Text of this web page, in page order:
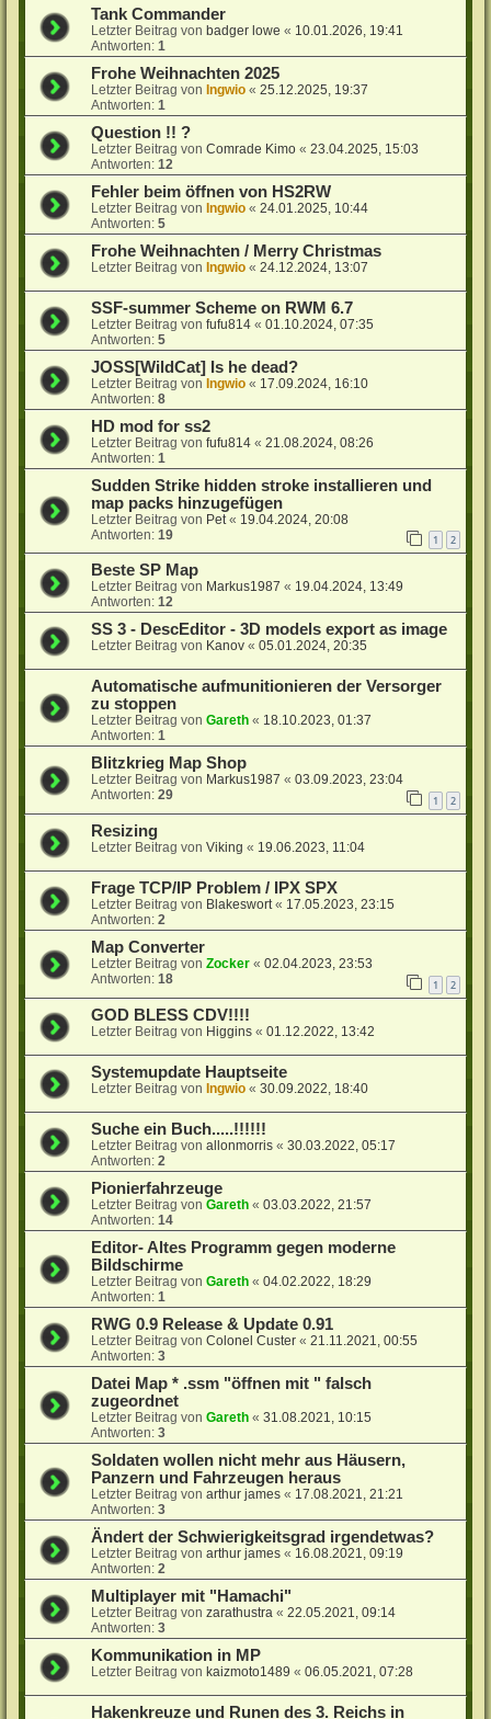
Tank Commander
Letzter Beitrag vonbadger lowe « 10.01.2026, 19:41
Antworten:1
Frohe Weihnachten 2025
Letzter Beitrag vonIngwio «25.12.2025, 19:37
Antworten:1
Question !! ?
Letzter Beitrag vonComrade Kimo «23.04.2025, 15:03
Antworten:12
Fehler beim öffnen von HS2RW
Letzter Beitrag vonIngwio «24.01.2025, 10:44
Antworten:5
Frohe Weihnachten / Merry Christmas
Letzter Beitrag vonIngwio «24.12.2024, 13:07
SSF-summer Scheme on RWM 6.7
Letzter Beitrag vonfufu814 «01.10.2024, 07:35
Antworten:5
JOSS[WildCat] Is he dead?
Letzter Beitrag vonIngwio « 17.09.2024, 16:10
Antworten:8
HD mod for ss2
Letzter Beitrag vonfufu814 «21.08.2024, 08:26
Antworten:1
Sudden Strike hidden stroke installieren und
map packs hinzugefügen
Letzter Beitrag von Pet « 19.04.2024, 20:08
Antworten:19 1 2
Beste SP Map
Letzter Beitrag von Markus1987 « 19.04.2024, 13:49
Antworten:12
SS 3 - DescEditor - 3D models export as image
Letzter Beitrag von Kanov «05.01.2024, 20:35
Automatische aufmunitionieren der Versorger
zu stoppen
Letzter Beitrag vonGareth « 18.10.2023, 01:37
Antworten:1
Blitzkrieg Map Shop
Letzter Beitrag von Markus1987 «03.09.2023, 23:04
Antworten:29 1 2
Resizing
Letzter Beitrag vonViking « 19.06.2023, 11:04
Frage TCP/IP Problem / IPX SPX
Letzter Beitrag von Blakeswort« 17.05.2023, 23:15
Antworten:2
Map Converter
Letzter Beitrag vonZocker «02.04.2023, 23:53
Antworten:18 1 2
GOD BLESS CDV!!!!
Letzter Beitrag von Higgins «01.12.2022, 13:42
Systemupdate Hauptseite
Letzter Beitrag von Ingwio «30.09.2022, 18:40
Suche ein Buch.....!!!!!!
Letzter Beitrag vonallonmorris «30.03.2022, 05:17
Antworten:2
Pionierfahrzeuge
Letzter Beitrag vonGareth «03.03.2022, 21:57
Antworten:14
Editor- Altes Programm gegen moderne
Bildschirme
Letzter Beitrag vonGareth «04.02.2022, 18:29
Antworten:1
RWG 0.9 Release & Update 0.91
Letzter Beitrag vonColonel Custer «21.11.2021, 00:55
Antworten:3
Datei Map * .ssm "öffnen mit " falsch
zugeordnet
Letzter Beitrag vonGareth «31.08.2021, 10:15
Antworten:3
Soldaten wollen nicht mehr aus Häusern,
Panzern und Fahrzeugen heraus
Letzter Beitrag vonarthur james « 17.08.2021, 21:21
Antworten:3
Ändert der Schwierigkeitsgrad irgendetwas?
Letzter Beitrag vonarthur james « 16.08.2021, 09:19
Antworten:2
Multiplayer mit "Hamachi"
Letzter Beitrag vonzarathustra «22.05.2021, 09:14
Antworten:3
Kommunikation in MP
Letzter Beitrag von kaizmoto1489 «06.05.2021, 07:28
Hakenkreuze und Runen des 3. Reichs in